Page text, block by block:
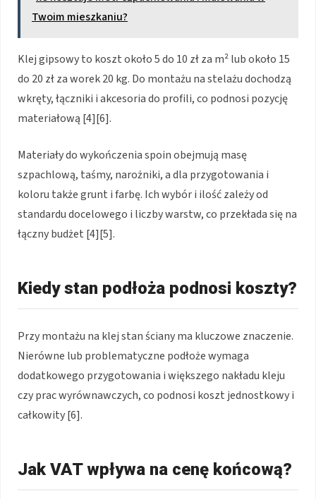
Twoim mieszkaniu?
Klej gipsowy to koszt około 5 do 10 zł za m² lub około 15
do 20 zł za worek 20 kg. Do montażu na stelażu dochodzą
wkręty, łączniki i akcesoria do profili, co podnosi pozycję
materiałową [4][6].
Materiały do wykończenia spoin obejmują masę
szpachlową, taśmy, narożniki, a dla przygotowania i
koloru także grunt i farbę. Ich wybór i ilość zależy od
standardu docelowego i liczby warstw, co przekłada się na
łączny budżet [4][5].
Kiedy stan podłoża podnosi koszty?
Przy montażu na klej stan ściany ma kluczowe znaczenie.
Nierówne lub problematyczne podłoże wymaga
dodatkowego przygotowania i większego nakładu kleju
czy prac wyrównawczych, co podnosi koszt jednostkowy i
całkowity [6].
Jak VAT wpływa na cenę końcową?